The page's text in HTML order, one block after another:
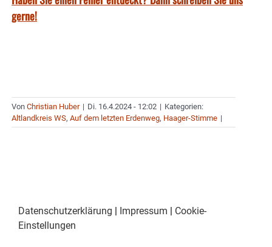
gerne!
Von Christian Huber | Di. 16.4.2024 - 12:02 | Kategorien:
Altlandkreis WS, Auf dem letzten Erdenweg, Haager-Stimme |
Datenschutzerklärung | Impressum | Cookie-
Einstellungen